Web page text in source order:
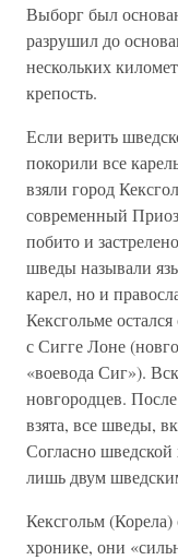
Выборг был
разрушил до
нескольких
крепость.
Если верить
покорили все
взяли город
современный
побито и
шведы называли
карел, но и
Кексгольме
с Сигге Лоне
«воевода Сиг»).
новгородцев.
взята, все шведы,
Согласно
лишь двум
Кексгольм (Корела)
хронике, они